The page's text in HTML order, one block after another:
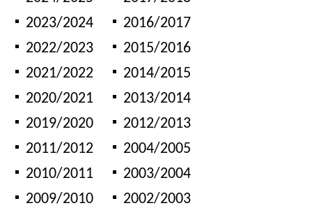
2023/2024
2022/2023
2021/2022
2020/2021
2019/2020
2016/2017
2015/2016
2014/2015
2013/2014
2012/2013
2011/2012
2010/2011
2009/2010
2004/2005
2003/2004
2002/2003